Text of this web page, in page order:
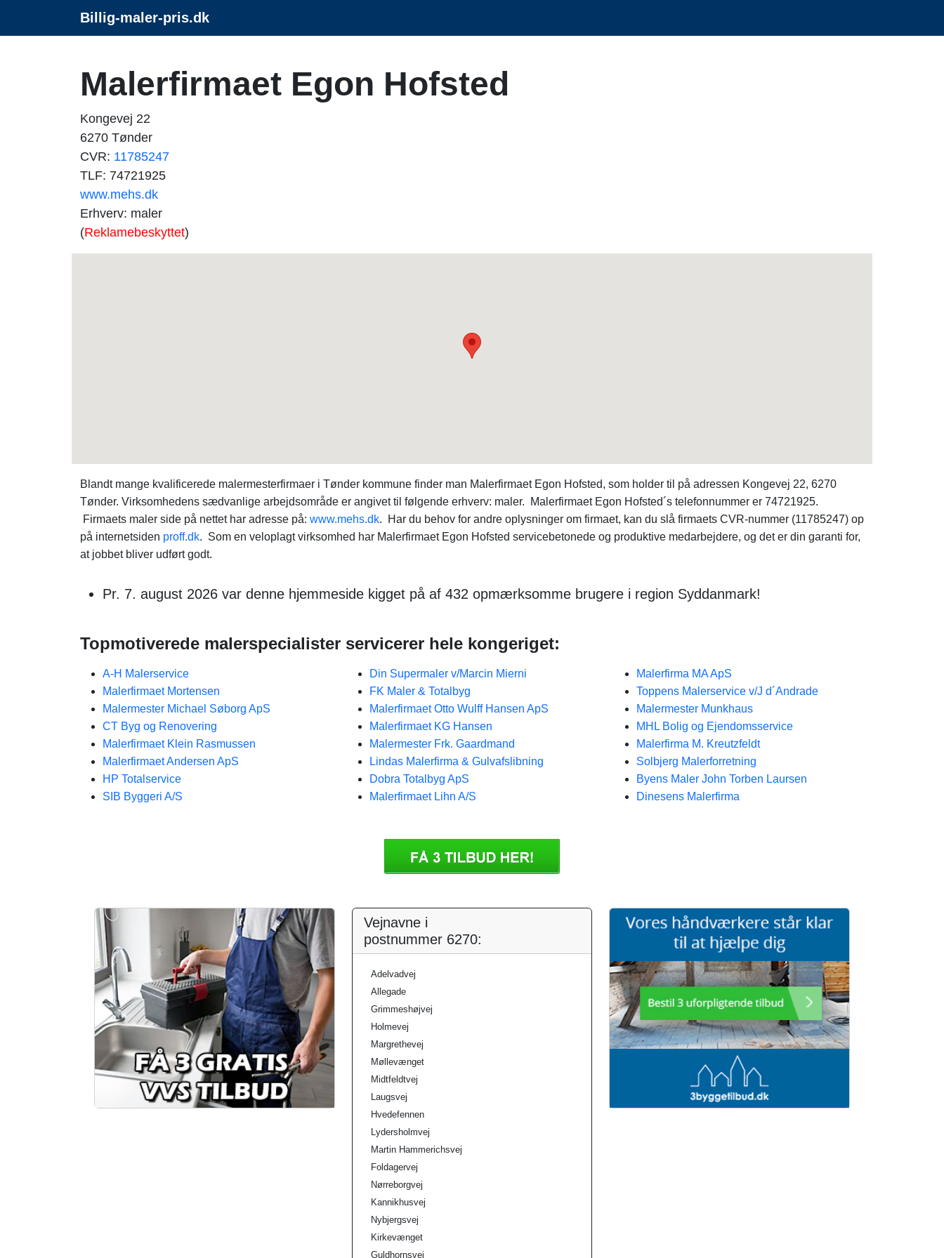
Billig-maler-pris.dk
Malerfirmaet Egon Hofsted
Kongevej 22
6270 Tønder
CVR: 11785247
TLF: 74721925
www.mehs.dk
Erhverv: maler
(Reklamebeskyttet)
Blandt mange kvalificerede malermesterfirmaer i Tønder kommune finder man Malerfirmaet Egon Hofsted, som holder til på adressen Kongevej 22, 6270
Tønder. Virksomhedens sædvanlige arbejdsområde er angivet til følgende erhverv: maler. Malerfirmaet Egon Hofsted´s telefonnummer er 74721925.
Firmaets maler side på nettet har adresse på: www.mehs.dk. Har du behov for andre oplysninger om firmaet, kan du slå firmaets CVR-nummer (11785247) op
på internetsiden proff.dk. Som en veloplagt virksomhed har Malerfirmaet Egon Hofsted servicebetonede og produktive medarbejdere, og det er din garanti for,
at jobbet bliver udført godt.
Pr. 7. august 2026 var denne hjemmeside kigget på af 432 opmærksomme brugere i region Syddanmark!
Topmotiverede malerspecialister servicerer hele kongeriget:
A-H Malerservice
Malerfirmaet Mortensen
Malermester Michael Søborg ApS
CT Byg og Renovering
Malerfirmaet Klein Rasmussen
Malerfirmaet Andersen ApS​
HP Totalservice
SIB Byggeri A/S
Din Supermaler v/Marcin Mierni
FK Maler & Totalbyg
Malerfirmaet Otto Wulff Hansen ApS
Malerfirmaet KG Hansen
Malermester Frk. Gaardmand
Lindas Malerfirma & Gulvafslibning
Dobra Totalbyg ApS
Malerfirmaet Lihn A/S
Malerfirma MA ApS
Toppens Malerservice v/J d´Andrade
Malermester Munkhaus
MHL Bolig og Ejendomsservice
Malerfirma M. Kreutzfeldt
Solbjerg Malerforretning
Byens Maler John Torben Laursen
Dinesens Malerfirma
Vejnavne i
postnummer 6270:
Adelvadvej
Allegade
Grimmeshøjvej
Holmevej
Margrethevej
Møllevænget
Midtfeldtvej
Laugsvej
Hvedefennen
Lydersholmvej
Martin Hammerichsvej
Foldagervej
Nørreborgvej
Kannikhusvej
Nybjergsvej
Kirkevænget
Guldhornsvej